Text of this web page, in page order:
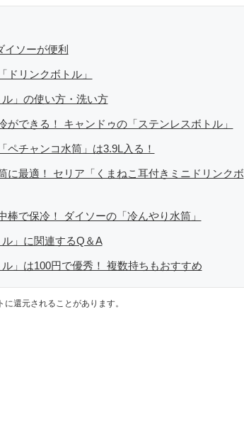
方がわからずに、まずは落札者として参加。その後、出
アプリは生活のインフラになる」という考えを持つ。ま
プリが家計の救世主になりえると考え、業者とは違う視
ソーが便利
リンクボトル」
」の使い方・洗い方
できる！ キャンドゥの「ステンレスボトル」
チャンコ水筒」は3.9L入る！
に最適！ セリア「くまねこ耳付きミニドリンクボ
で保冷！ ダイソーの「冷んやり水筒」
」に関連するQ＆A
」は100円で優秀！ 複数持ちもおすすめ
還元されることがあります。